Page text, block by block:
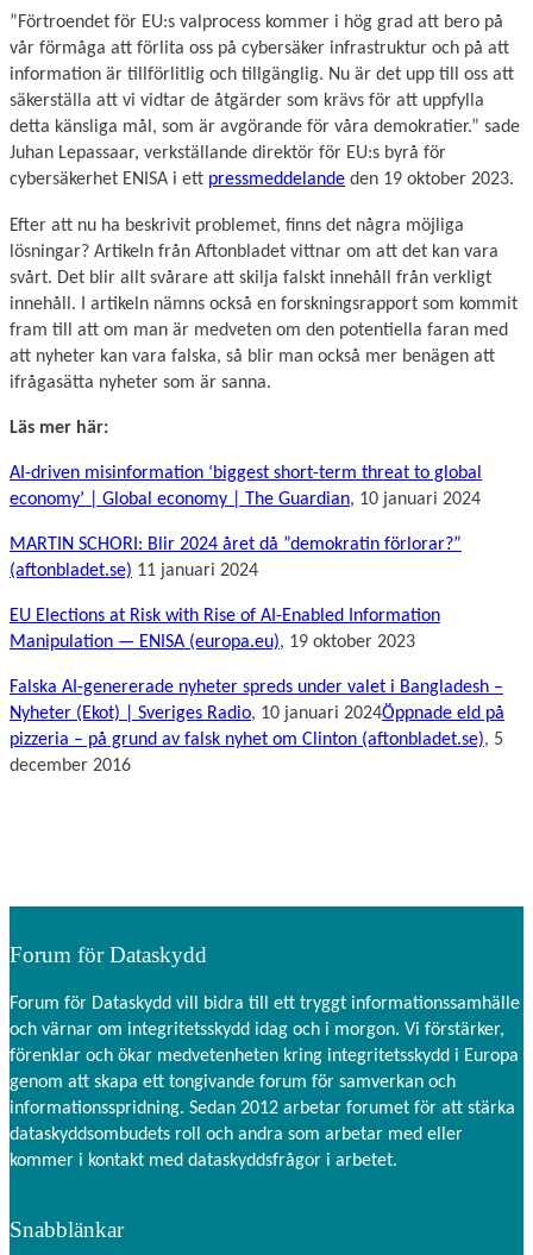
”Förtroendet för EU:s valprocess kommer i hög grad att bero på
vår förmåga att förlita oss på cybersäker infrastruktur och på att
information är tillförlitlig och tillgänglig. Nu är det upp till oss att
säkerställa att vi vidtar de åtgärder som krävs för att uppfylla
detta känsliga mål, som är avgörande för våra demokratier.” sade
Juhan Lepassaar, verkställande direktör för EU:s byrå för
cybersäkerhet ENISA i ett pressmeddelande den 19 oktober 2023.
Efter att nu ha beskrivit problemet, finns det några möjliga
lösningar? Artikeln från Aftonbladet vittnar om att det kan vara
svårt. Det blir allt svårare att skilja falskt innehåll från verkligt
innehåll. I artikeln nämns också en forskningsrapport som kommit
fram till att om man är medveten om den potentiella faran med
att nyheter kan vara falska, så blir man också mer benägen att
ifrågasätta nyheter som är sanna.
Läs mer här:
AI-driven misinformation ‘biggest short-term threat to global
economy’ | Global economy | The Guardian, 10 januari 2024
MARTIN SCHORI: Blir 2024 året då ”demokratin förlorar?”
(aftonbladet.se) 11 januari 2024
EU Elections at Risk with Rise of AI-Enabled Information
Manipulation — ENISA (europa.eu), 19 oktober 2023
Falska AI-genererade nyheter spreds under valet i Bangladesh –
Nyheter (Ekot) | Sveriges Radio, 10 januari 2024Öppnade eld på
pizzeria – på grund av falsk nyhet om Clinton (aftonbladet.se), 5
december 2016
Forum för Dataskydd
Forum för Dataskydd vill bidra till ett tryggt informationssamhälle
och värnar om integritetsskydd idag och i morgon. Vi förstärker,
förenklar och ökar medvetenheten kring integritetsskydd i Europa
genom att skapa ett tongivande forum för samverkan och
informationsspridning. Sedan 2012 arbetar forumet för att stärka
dataskyddsombudets roll och andra som arbetar med eller
kommer i kontakt med dataskyddsfrågor i arbetet.
Snabblänkar